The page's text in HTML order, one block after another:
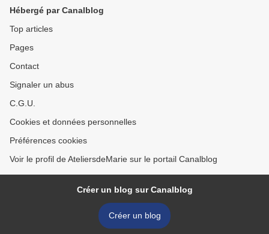
Hébergé par Canalblog
Top articles
Pages
Contact
Signaler un abus
C.G.U.
Cookies et données personnelles
Préférences cookies
Voir le profil de AteliersdeMarie sur le portail Canalblog
Créer un blog sur Canalblog
Créer un blog